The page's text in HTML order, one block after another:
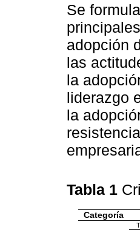
Se
adopción
las
la
liderazgo
la
Tabla 1
Categoría